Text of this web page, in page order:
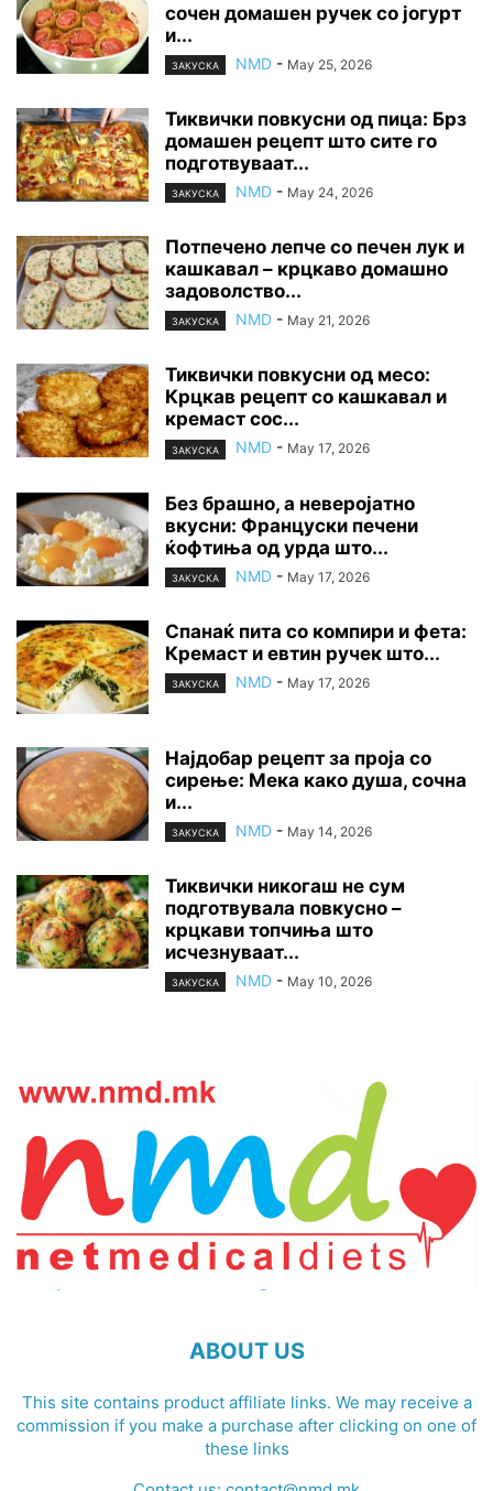
сочен домашен ручек со јогурт
и...
ЗАКУСКА NMD - May 25, 2026
Тиквички повкусни од пица: Брз
домашен рецепт што сите го
подготвуваат...
ЗАКУСКА NMD - May 24, 2026
Потпечено лепче со печен лук и
кашкавал – крцкаво домашно
задоволство...
ЗАКУСКА NMD - May 21, 2026
Тиквички повкусни од месо:
Крцкав рецепт со кашкавал и
кремаст сос...
ЗАКУСКА NMD - May 17, 2026
Без брашно, а неверојатно
вкусни: Француски печени
ќофтиња од урда што...
ЗАКУСКА NMD - May 17, 2026
Спанаќ пита со компири и фета:
Кремаст и евтин ручек што...
ЗАКУСКА NMD - May 17, 2026
Најдобар рецепт за проја со
сирење: Мека како душа, сочна
и...
ЗАКУСКА NMD - May 14, 2026
Тиквички никогаш не сум
подготвувала повкусно –
крцкави топчиња што
исчезнуваат...
ЗАКУСКА NMD - May 10, 2026
ABOUT US
This site contains product affiliate links. We may receive a
commission if you make a purchase after clicking on one of
these links